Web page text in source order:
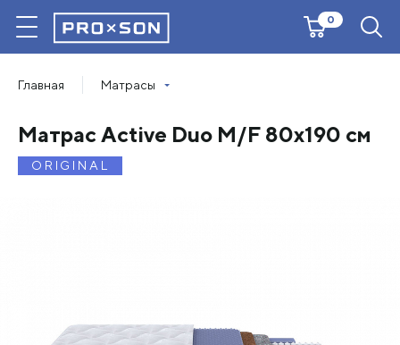
0
Главная Матрасы
ORIGINAL
Матрас Active Duo M/F 80х190 см